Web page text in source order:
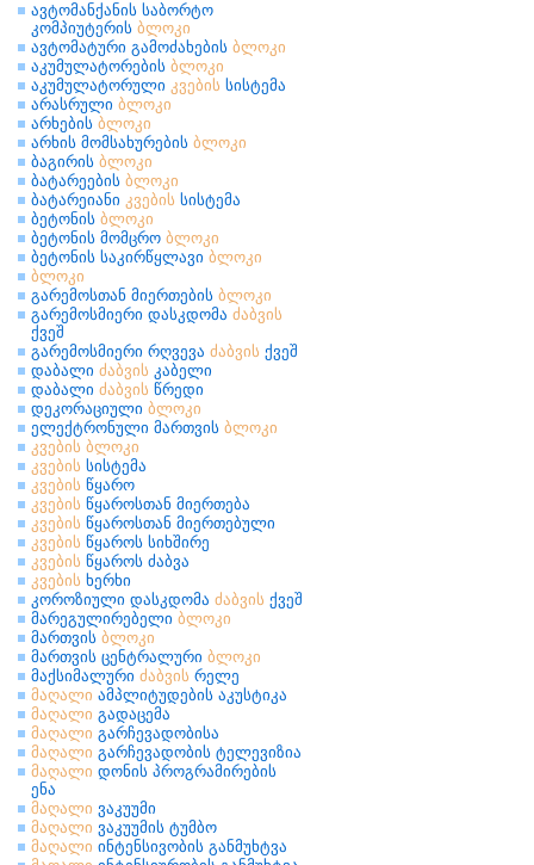
ავტომანქანის საბორტო
კომპიუტერის ბლოკი
ავტომატური გამოძახების ბლოკი
აკუმულატორების ბლოკი
აკუმულატორული კვების სისტემა
არასრული ბლოკი
არხების ბლოკი
არხის მომსახურების ბლოკი
ბაგირის ბლოკი
ბატარეების ბლოკი
ბატარეიანი კვების სისტემა
ბეტონის ბლოკი
ბეტონის მომცრო ბლოკი
ბეტონის საკირწყლავი ბლოკი
ბლოკი
გარემოსთან მიერთების ბლოკი
გარემოსმიერი დასკდომა ძაბვის
ქვეშ
გარემოსმიერი რღვევა ძაბვის ქვეშ
დაბალი ძაბვის კაბელი
დაბალი ძაბვის წრედი
დეკორაციული ბლოკი
ელექტრონული მართვის ბლოკი
კვების ბლოკი
კვების სისტემა
კვების წყარო
კვების წყაროსთან მიერთება
კვების წყაროსთან მიერთებული
კვების წყაროს სიხშირე
კვების წყაროს ძაბვა
კვების ხერხი
კოროზიული დასკდომა ძაბვის ქვეშ
მარეგულირებელი ბლოკი
მართვის ბლოკი
მართვის ცენტრალური ბლოკი
მაქსიმალური ძაბვის რელე
მაღალი ამპლიტუდების აკუსტიკა
მაღალი გადაცემა
მაღალი გარჩევადობისა
მაღალი გარჩევადობის ტელევიზია
მაღალი დონის პროგრამირების
ენა
მაღალი ვაკუუმი
მაღალი ვაკუუმის ტუმბო
მაღალი ინტენსივობის განმუხტვა